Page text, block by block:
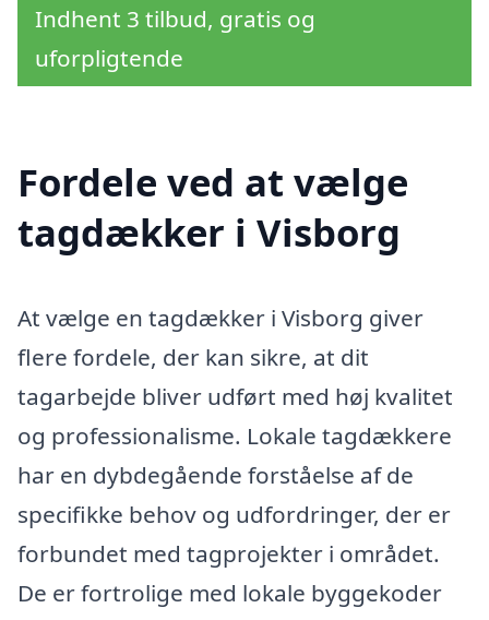
Indhent 3 tilbud, gratis og
uforpligtende
Fordele ved at vælge
tagdækker i Visborg
At vælge en tagdækker i Visborg giver
flere fordele, der kan sikre, at dit
tagarbejde bliver udført med høj kvalitet
og professionalisme. Lokale tagdækkere
har en dybdegående forståelse af de
specifikke behov og udfordringer, der er
forbundet med tagprojekter i området.
De er fortrolige med lokale byggekoder